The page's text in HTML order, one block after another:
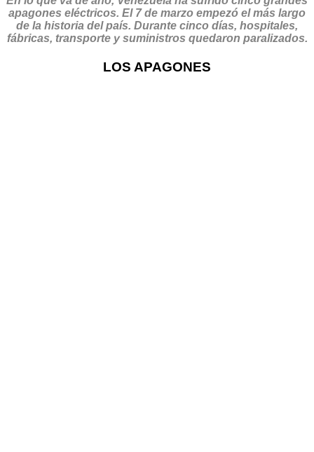
apagones eléctricos. El 7 de marzo empezó el más largo
de la historia del país. Durante cinco días, hospitales,
fábricas, transporte y suministros quedaron paralizados.
LOS APAGONES